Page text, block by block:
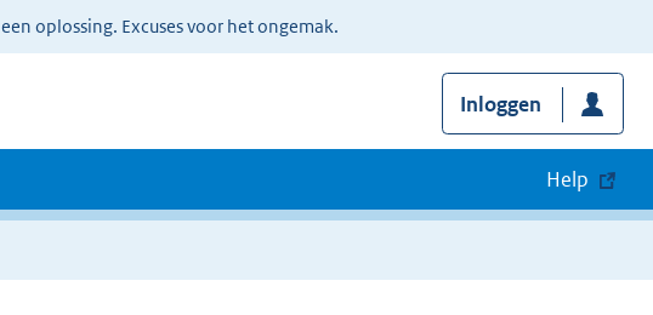
oplossing. Excuses voor het ongemak.
Inloggen
Help